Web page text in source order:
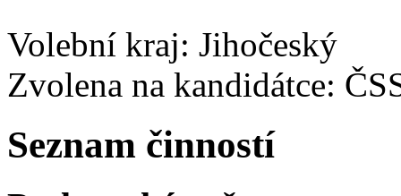
Volební kraj: Jihočeský
Zvolena na kandidátce:
Seznam činností